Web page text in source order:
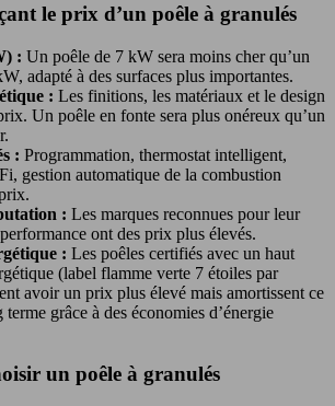
le prix d’un poêle à granulés
: Un poêle de 7 kW sera moins cher qu’un
adapté à des surfaces plus importantes.
: Les finitions, les matériaux et le design
Un poêle en fonte sera plus onéreux qu’un
: Programmation, thermostat intelligent,
gestion automatique de la combustion
: Les marques reconnues pour leur
ont des prix plus élevés.
: Les poêles certifiés avec un haut
(label flamme verte 7 étoiles par
avoir un prix plus élevé mais amortissent ce
grâce à des économies d’énergie
un poêle à granulés